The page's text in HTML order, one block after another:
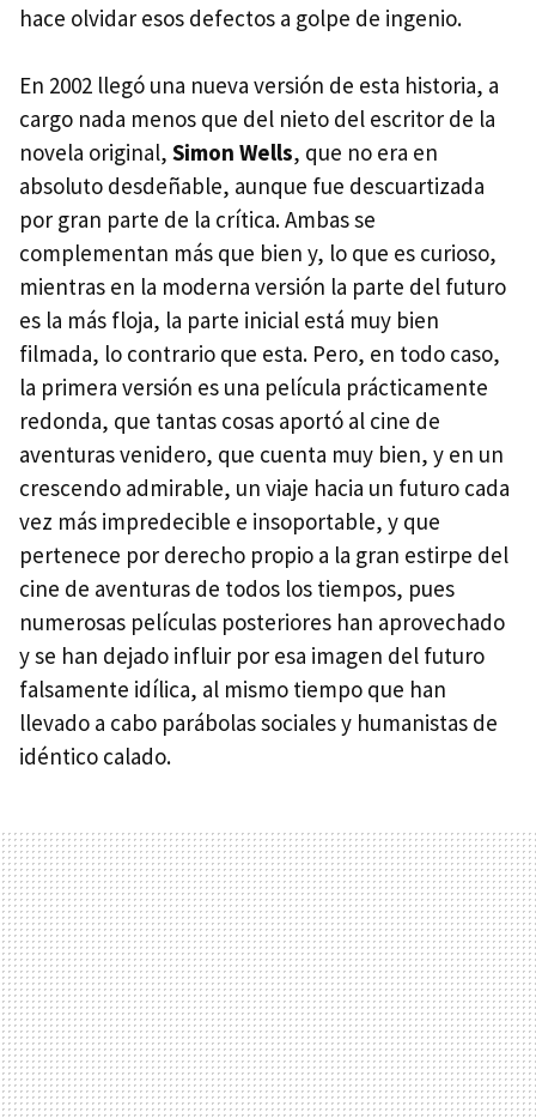
hace olvidar esos defectos a golpe de ingenio.
En 2002 llegó una nueva versión de esta historia, a
cargo nada menos que del nieto del escritor de la
novela original, Simon Wells, que no era en
absoluto desdeñable, aunque fue descuartizada
por gran parte de la crítica. Ambas se
complementan más que bien y, lo que es curioso,
mientras en la moderna versión la parte del futuro
es la más floja, la parte inicial está muy bien
filmada, lo contrario que esta. Pero, en todo caso,
la primera versión es una película prácticamente
redonda, que tantas cosas aportó al cine de
aventuras venidero, que cuenta muy bien, y en un
crescendo admirable, un viaje hacia un futuro cada
vez más impredecible e insoportable, y que
pertenece por derecho propio a la gran estirpe del
cine de aventuras de todos los tiempos, pues
numerosas películas posteriores han aprovechado
y se han dejado influir por esa imagen del futuro
falsamente idílica, al mismo tiempo que han
llevado a cabo parábolas sociales y humanistas de
idéntico calado.